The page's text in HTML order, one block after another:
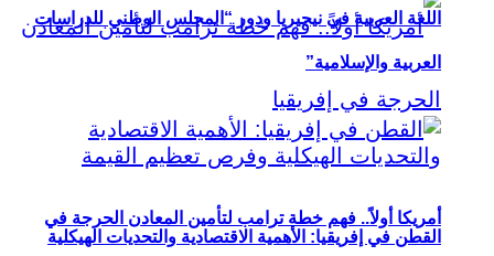
أمريكا أولاً.. فهم خطة ترامب لتأمين المعادن الحرجة في
اللغة العربية في نيجيريا ودور “المجلس الوطني للدراسات
العربية والإسلامية”
القطن في إفريقيا: الأهمية الاقتصادية والتحديات الهيكلية